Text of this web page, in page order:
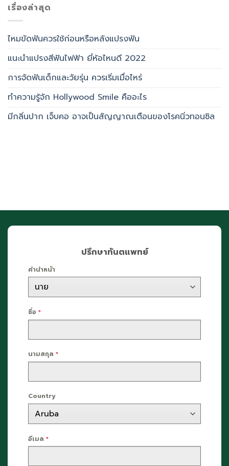
เรื่องล่าสุด
ไหมขัดฟันควรใช้ก่อนหรือหลังแปรงฟัน
แนะนำแปรงสีฟันไฟฟ้า ยี่ห้อไหนดี 2022
การจัดฟันเด็กและวัยรุ่น ควรเริ่มเมื่อไหร่
ทำความรู้จัก Hollywood Smile คืออะไร
มีกลิ่นปาก เจ็บคอ อาจเป็นสัญญาณเตือนของโรคนิ่วทอนซิล
ปรึกษาทันตแพทย์
คำนำหน้า
ชื่อ *
นามสกุล *
Country
อีเมล *